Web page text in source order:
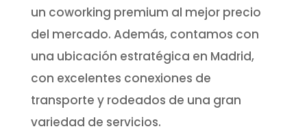
un coworking premium al mejor precio
del mercado. Además, contamos con
una ubicación estratégica en Madrid,
con excelentes conexiones de
transporte y rodeados de una gran
variedad de servicios.